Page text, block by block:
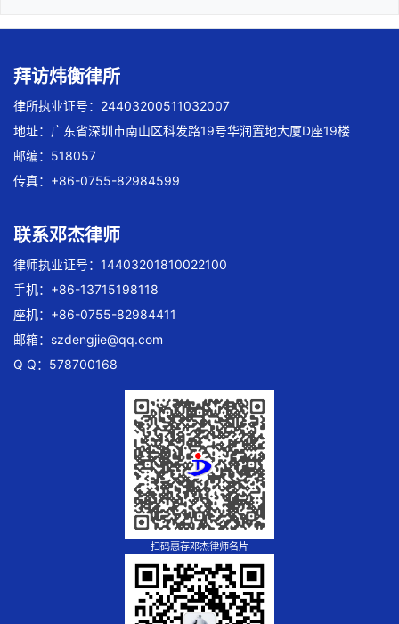
拜访炜衡律所
律所执业证号：24403200511032007
地址：广东省深圳市南山区科发路19号华润置地大厦D座19楼
邮编：518057
传真：+86-0755-82984599
联系邓杰律师
律师执业证号：14403201810022100
手机：+86-13715198118
座机：+86-0755-82984411
邮箱： szdengjie@qq.com
Q Q：578700168
扫码惠存邓杰律师名片